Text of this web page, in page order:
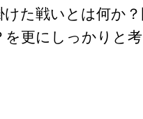
けた戦いとは何か
を更にしっかりと